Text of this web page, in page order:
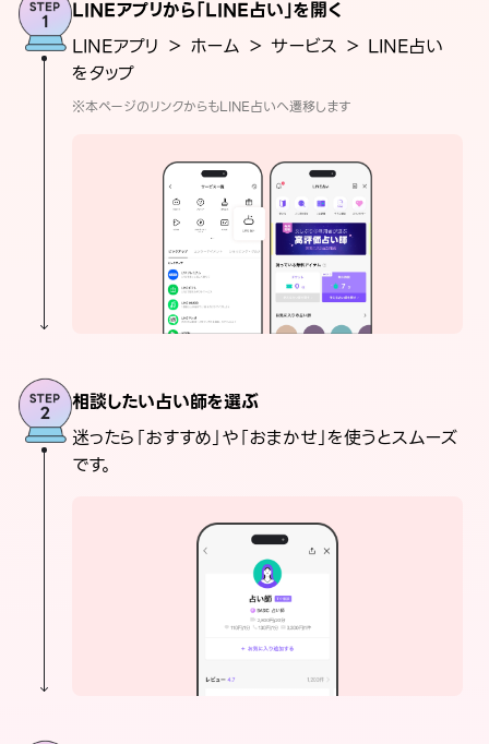
LINEアプリから「LINE占い」を開く
LINEアプリ ＞ ホーム ＞ サービス ＞ LINE占い
をタップ
※本ページのリンクからもLINE占いへ遷移します
相談したい占い師を選ぶ
迷ったら「おすすめ」や「おまかせ」を使うとスムーズ
です。